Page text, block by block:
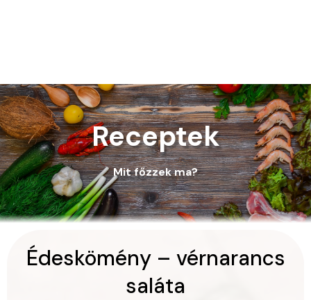
Receptek
Mit főzzek ma?
Édeskömény – vérnarancs
saláta